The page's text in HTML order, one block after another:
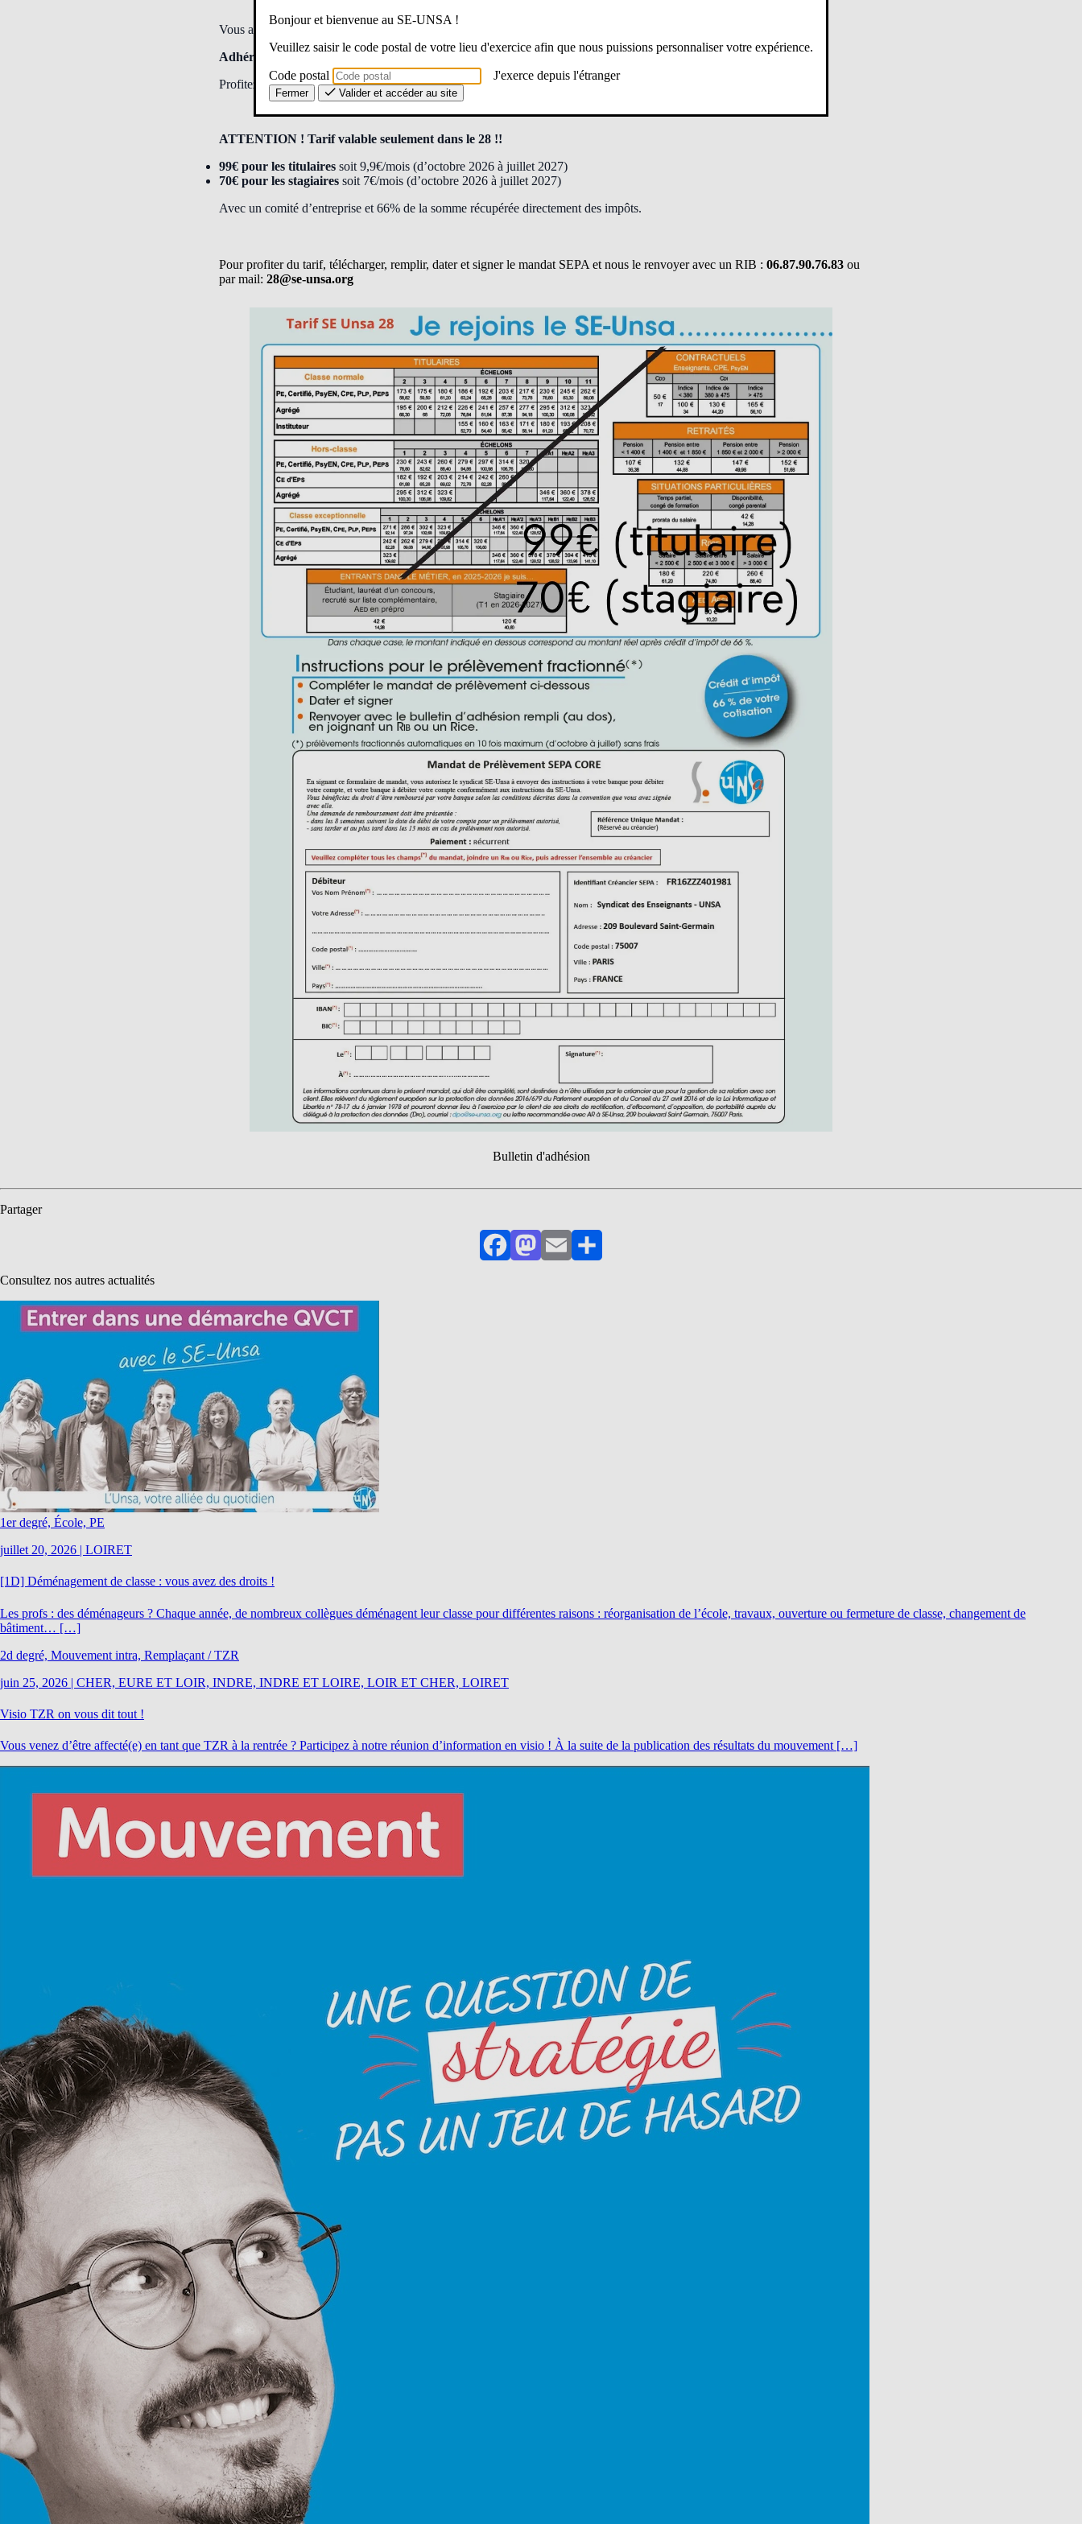
Vous avez apprécié ou vous souhaitez bénéficier de notre accompagnement ?
Adhérez ou renouvelez votre adhésion en prélèvement fractionné (10 fois) à partir d’octobre !
Profitez d’un tarif préférentiel pour l’année prochaine !
ATTENTION ! Tarif valable seulement dans le 28 !!
99€ pour les titulaires soit 9,9€/mois (d’octobre 2026 à juillet 2027)
70€ pour les stagiaires soit 7€/mois (d’octobre 2026 à juillet 2027)
Avec un comité d’entreprise et 66% de la somme récupérée directement des impôts.
Pour profiter du tarif, télécharger, remplir, dater et signer le mandat SEPA et nous le renvoyer avec un RIB : 06.87.90.76.83 ou
par mail: 28@se-unsa.org
Bulletin d'adhésion
Partager
FacebookMastodon
EmailPartager
Consultez nos autres actualités
1er degré, École, PE
juillet 20, 2026 | LOIRET
[1D] Déménagement de classe : vous avez des droits !
Les profs : des déménageurs ? Chaque année, de nombreux collègues déménagent leur classe pour différentes raisons : réorganisation de l’école, travaux, ouverture ou fermeture de classe, changement de
bâtiment… […]
2d degré, Mouvement intra, Remplaçant / TZR
juin 25, 2026 | CHER, EURE ET LOIR, INDRE, INDRE ET LOIRE, LOIR ET CHER, LOIRET
Visio TZR on vous dit tout !
Vous venez d’être affecté(e) en tant que TZR à la rentrée ? Participez à notre réunion d’information en visio ! À la suite de la publication des résultats du mouvement […]
Bonjour et bienvenue au SE-UNSA !
Veuillez saisir le code postal de votre lieu d'exercice afin que nous puissions personnaliser votre expérience.
Code postal J'exerce depuis l'étranger
Fermer Valider et accéder au site